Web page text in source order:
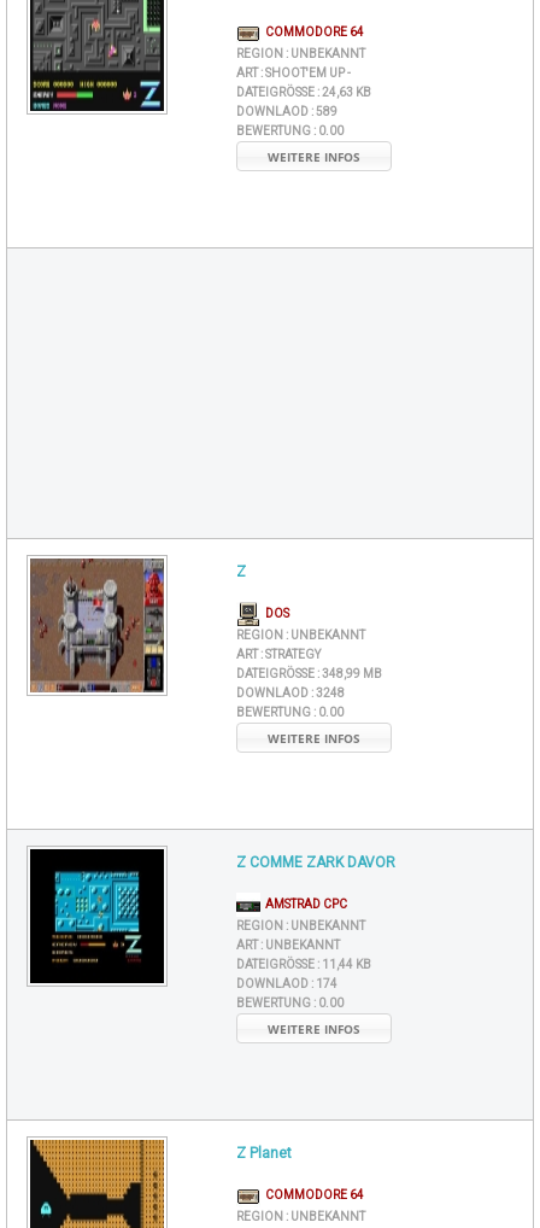
COMMODORE 64
REGION : UNBEKANNT
ART :SHOOT'EM UP -
DATEIGRÖSSE : 24,63 KB
DOWNLAOD :589
BEWERTUNG : 0.00
WEITERE INFOS
Z
DOS
REGION : UNBEKANNT
ART :STRATEGY
DATEIGRÖSSE : 348,99 MB
DOWNLAOD :3248
BEWERTUNG : 0.00
WEITERE INFOS
Z COMME ZARK DAVOR
AMSTRAD CPC
REGION : UNBEKANNT
ART : UNBEKANNT
DATEIGRÖSSE : 11,44 KB
DOWNLAOD : 174
BEWERTUNG : 0.00
WEITERE INFOS
Z Planet
COMMODORE 64
REGION : UNBEKANNT